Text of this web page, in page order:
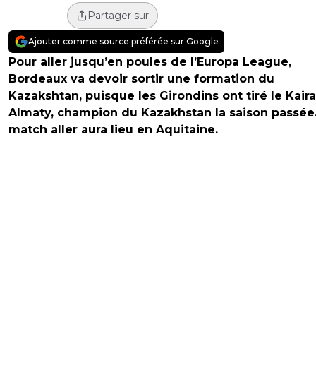
Partager sur
Ajouter comme source préférée sur Google
Pour aller jusqu’en poules de l’Europa League,
Bordeaux va devoir sortir une formation du
Kazakshtan, puisque les Girondins ont tiré le
Almaty, champion du Kazakhstan la saison
match aller aura lieu en Aquitaine.